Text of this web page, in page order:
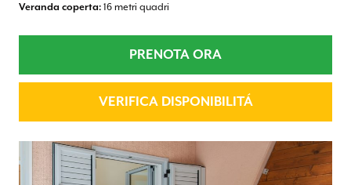
Veranda coperta: 16 metri quadri
PRENOTA ORA
VERIFICA DISPONIBILITÁ